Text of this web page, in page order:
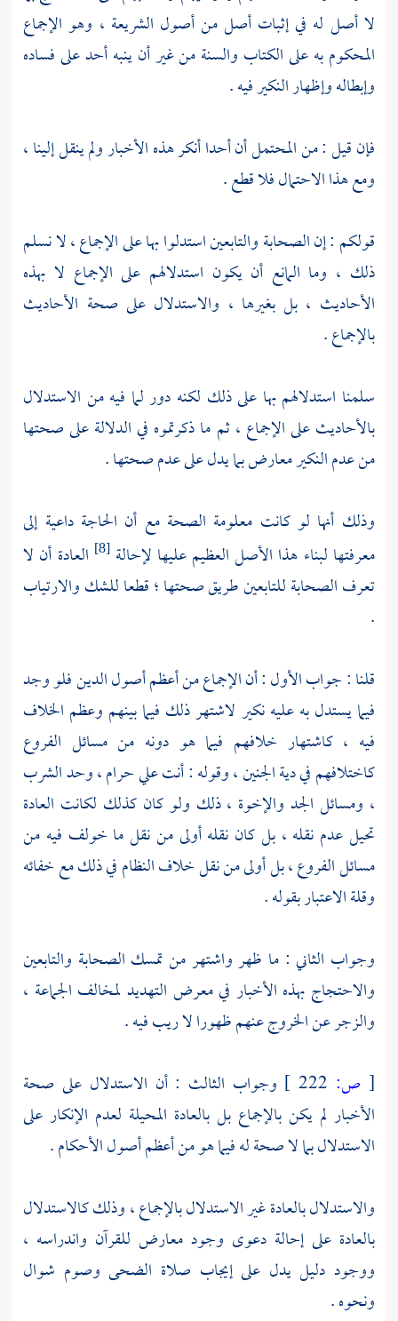
لا أصل له في إثبات أصل من أصول الشريعة ، وهو الإجماع
المحكوم به على الكتاب والسنة من غير أن ينبه أحد على فساده
وإبطاله وإظهار النكير فيه .
فإن قيل : من المحتمل أن أحدا أنكر هذه الأخبار ولم ينقل إلينا ،
ومع هذا الاحتمال فلا قطع .
قولكم : إن الصحابة والتابعين استدلوا بها على الإجماع ، لا نسلم
ذلك ، وما المانع أن يكون استدلالهم على الإجماع لا بهذه
الأحاديث ، بل بغيرها ، والاستدلال على صحة الأحاديث
بالإجماع .
سلمنا استدلالهم بها على ذلك لكنه دور لما فيه من الاستدلال
بالأحاديث على الإجماع ، ثم ما ذكرتموه في الدلالة على صحتها
من عدم النكير معارض بما يدل على عدم صحتها .
وذلك أنها لو كانت معلومة الصحة مع أن الحاجة داعية إلى
معرفتها لبناء هذا الأصل العظيم عليها لإحالة[8]
العادة أن لا
تعرف الصحابة للتابعين طريق صحتها ؛ قطعا للشك والارتياب
.
قلنا : جواب الأول : أن الإجماع من أعظم أصول الدين فلو وجد
فيما يستدل به عليه نكير لاشتهر ذلك فيما بينهم وعظم الخلاف
فيه ، كاشتهار خلافهم فيما هو دونه من مسائل الفروع
كاختلافهم في دية الجنين ، وقوله : أنت علي حرام ، وحد الشرب
، ومسائل الجد والإخوة ، ذلك ولو كان كذلك لكانت العادة
تحيل عدم نقله ، بل كان نقله أولى من نقل ما خولف فيه من
مسائل الفروع ، بل أولى من نقل خلاف النظام في ذلك مع خفائه
وقلة الاعتبار بقوله .
وجواب الثاني : ما ظهر واشتهر من تمسك الصحابة والتابعين
والاحتجاج بهذه الأخبار في معرض التهديد لمخالف الجماعة ،
والزجر عن الخروج عنهم ظهورا لا ريب فيه .
[ ص:
وجواب الثالث : أن الاستدلال على صحة
الأخبار لم يكن بالإجماع بل بالعادة المحيلة لعدم الإنكار على
الاستدلال بما لا صحة له فيما هو من أعظم أصول الأحكام .
والاستدلال بالعادة غير الاستدلال بالإجماع ، وذلك كالاستدلال
بالعادة على إحالة دعوى وجود معارض للقرآن واندراسه ،
ووجود دليل يدل على إيجاب صلاة الضحى وصوم شوال
ونحوه .